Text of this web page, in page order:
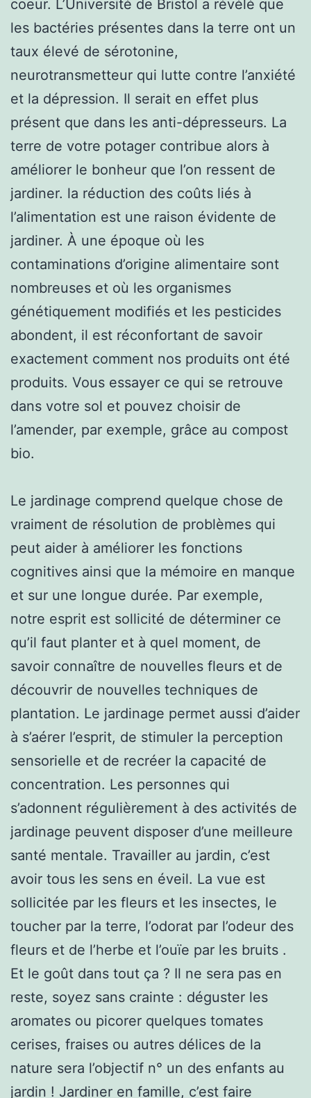
coeur. L’Université de Bristol a révélé que
les bactéries présentes dans la terre ont un
taux élevé de sérotonine,
neurotransmetteur qui lutte contre l’anxiété
et la dépression. Il serait en effet plus
présent que dans les anti-dépresseurs. La
terre de votre potager contribue alors à
améliorer le bonheur que l’on ressent de
jardiner. la réduction des coûts liés à
l’alimentation est une raison évidente de
jardiner. À une époque où les
contaminations d’origine alimentaire sont
nombreuses et où les organismes
génétiquement modifiés et les pesticides
abondent, il est réconfortant de savoir
exactement comment nos produits ont été
produits. Vous essayer ce qui se retrouve
dans votre sol et pouvez choisir de
l’amender, par exemple, grâce au compost
bio.
Le jardinage comprend quelque chose de
vraiment de résolution de problèmes qui
peut aider à améliorer les fonctions
cognitives ainsi que la mémoire en manque
et sur une longue durée. Par exemple,
notre esprit est sollicité de déterminer ce
qu’il faut planter et à quel moment, de
savoir connaître de nouvelles fleurs et de
découvrir de nouvelles techniques de
plantation. Le jardinage permet aussi d’aider
à s’aérer l’esprit, de stimuler la perception
sensorielle et de recréer la capacité de
concentration. Les personnes qui
s’adonnent régulièrement à des activités de
jardinage peuvent disposer d’une meilleure
santé mentale. Travailler au jardin, c’est
avoir tous les sens en éveil. La vue est
sollicitée par les fleurs et les insectes, le
toucher par la terre, l’odorat par l’odeur des
fleurs et de l’herbe et l’ouïe par les bruits .
Et le goût dans tout ça ? Il ne sera pas en
reste, soyez sans crainte : déguster les
aromates ou picorer quelques tomates
cerises, fraises ou autres délices de la
nature sera l’objectif n° un des enfants au
jardin ! Jardiner en famille, c’est faire